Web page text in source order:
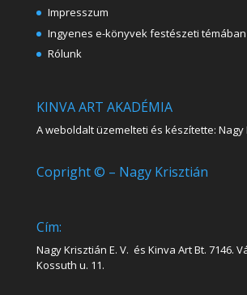
Impresszum
Ingyenes e-könyvek festészeti témában
Rólunk
KINVA ART AKADÉMIA
A weboldalt üzemelteti és készítette: Nagy
Copright © – Nagy Krisztián
Cím:
Nagy Krisztián E. V. és Kinva Art Bt. 7146.
Kossuth u. 11.